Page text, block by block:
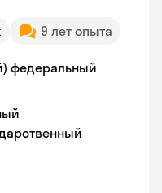
9 лет опыта
федеральный